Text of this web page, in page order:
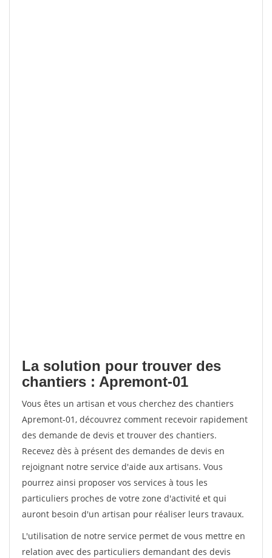
La solution pour trouver des
chantiers : Apremont-01
Vous êtes un artisan et vous cherchez des chantiers
Apremont-01, découvrez comment recevoir rapidement
des demande de devis et trouver des chantiers.
Recevez dès à présent des demandes de devis en
rejoignant notre service d'aide aux artisans. Vous
pourrez ainsi proposer vos services à tous les
particuliers proches de votre zone d'activité et qui
auront besoin d'un artisan pour réaliser leurs travaux.
L'utilisation de notre service permet de vous mettre en
relation avec des particuliers demandant des devis